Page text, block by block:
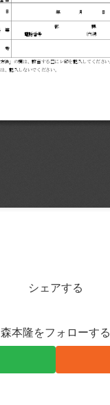
シェアする
森本隆をフォローする